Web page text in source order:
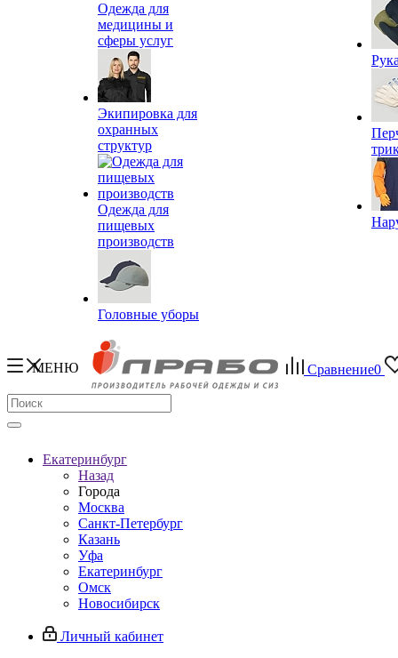
Одежда для
медицины и
сферы услуг
Экипировка для
охранных
структур
Одежда для
пищевых
производств
Головные уборы
МЕНЮ Сравнение0
Екатеринбург
Назад
Города
Москва
Санкт-Петербург
Казань
Уфа
Екатеринбург
Омск
Новосибирск
Личный кабинет